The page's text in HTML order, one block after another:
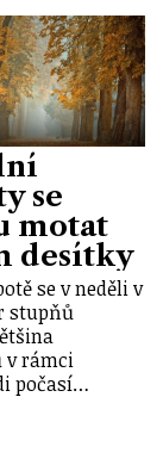
se
motat
desítky
se v neděli v
stupňů
v rámci
počasí…